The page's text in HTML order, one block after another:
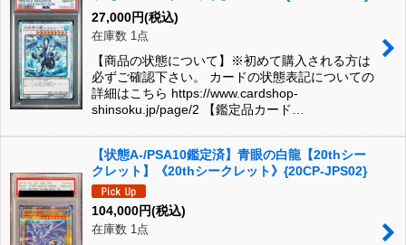
27,000円(税込)
在庫数 1点
【商品の状態について】※初めて購入される方は
必ずご確認下さい。 カードの状態表記についての
詳細はこちら https://www.cardshop-
shinsoku.jp/page/2 【鑑定品カード…
【状態A-/PSA10鑑定済】青眼の白龍【20thシー
クレット】《20thシークレット》{20CP-JPS02}
104,000円(税込)
在庫数 1点